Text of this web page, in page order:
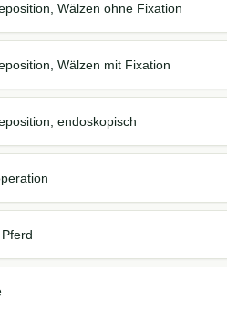
Wälzen ohne Fixation
Wälzen mit Fixation
endoskopisch